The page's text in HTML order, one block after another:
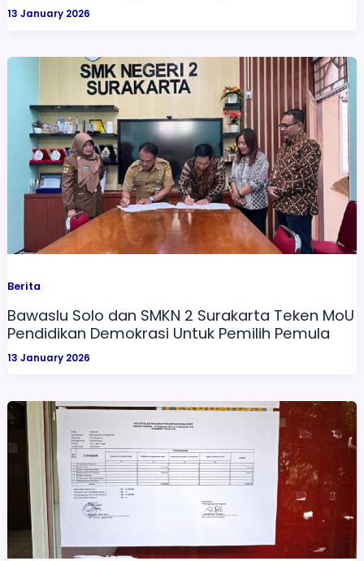
13 January 2026
Berita
Bawaslu Solo dan SMKN 2 Surakarta Teken MoU
Pendidikan Demokrasi Untuk Pemilih Pemula
13 January 2026